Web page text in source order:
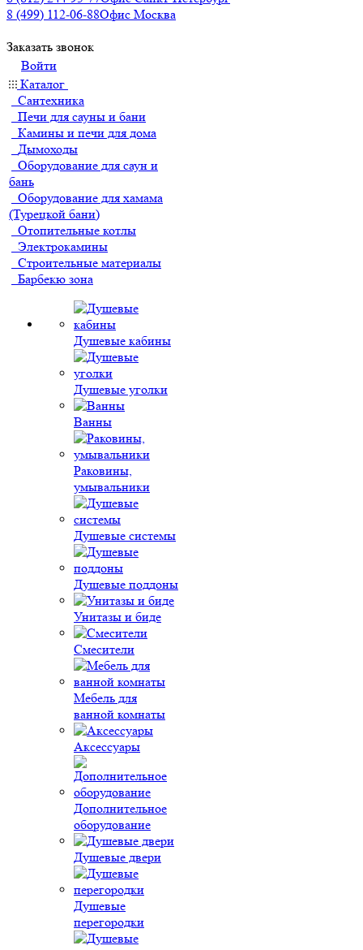
8 (499) 112-06-88Офис Москва
Заказать звонок
Войти
Каталог
Сантехника
Печи для сауны и бани
Камины и печи для дома
Дымоходы
Оборудование для саун и
бань
Оборудование для хамама
(Турецкой бани)
Отопительные котлы
Электрокамины
Строительные материалы
Барбекю зона
Душевые кабины
Душевые уголки
Ванны
Раковины,
умывальники
Душевые системы
Душевые поддоны
Унитазы и биде
Смесители
Мебель для
ванной комнаты
Аксессуары
Дополнительное
оборудование
Душевые двери
Душевые
перегородки